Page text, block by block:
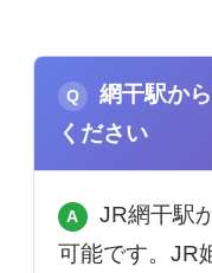
網干駅か
ください
JR網干駅
可能です。JR